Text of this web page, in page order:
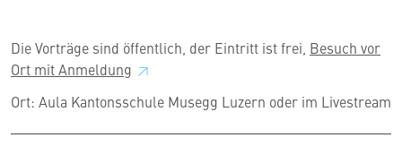
Die Vorträge sind öffentlich, der Eintritt ist frei, Besuch vor
Ort mitAnmeldung
Ort: Aula Kantonsschule Musegg Luzern oder im Livestream